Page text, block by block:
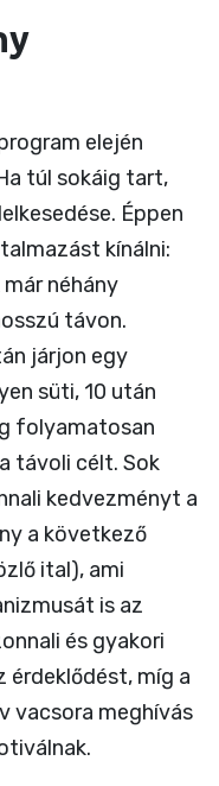
elején
túl sokáig tart,
Éppen
kínálni:
néhány
távon.
járjon egy
süti, 10 után
folyamatosan
távoli célt. Sok
kedvezményt a
a következő
ital), ami
is az
és gyakori
míg a
vacsora meghívás